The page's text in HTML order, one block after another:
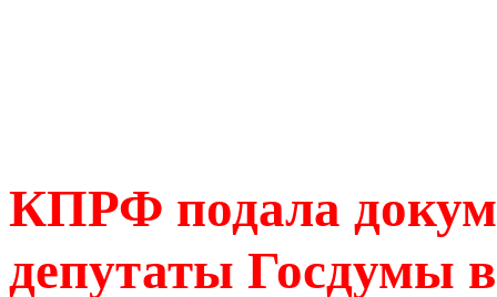
КПРФ подала
депутаты Госдумы